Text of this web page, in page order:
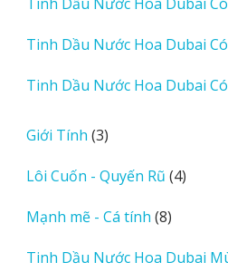
Tinh Dầu Nước Hoa Dubai
Tinh Dầu Nước Hoa Dubai
Giới Tính 33
phẩm
Lôi Cuốn - Quyến Rũ 44
Mạnh mẽ - Cá tính 88
phẩm
Tinh Dầu Nước Hoa Dubai